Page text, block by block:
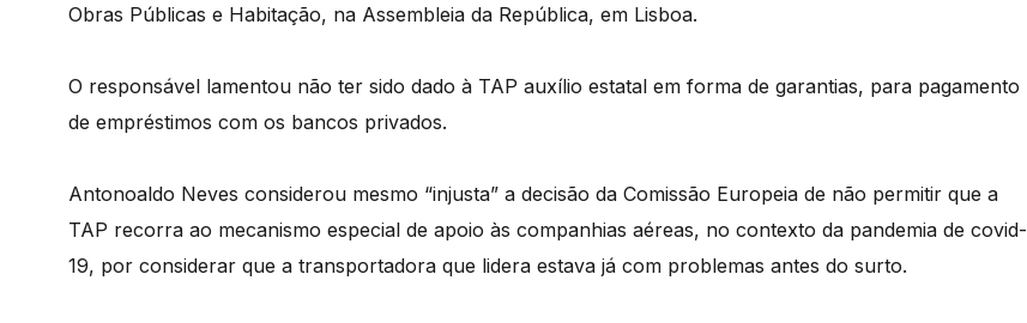
Obras Públicas e Habitação, na Assembleia da República, em Lisboa.
O responsável lamentou não ter sido dado à TAP auxílio estatal em forma de garantias, para pagamento
de empréstimos com os bancos privados.
Antonoaldo Neves considerou mesmo “injusta” a decisão da Comissão Europeia de não permitir que a
TAP recorra ao mecanismo especial de apoio às companhias aéreas, no contexto da pandemia de covid-
19, por considerar que a transportadora que lidera estava já com problemas antes do surto.